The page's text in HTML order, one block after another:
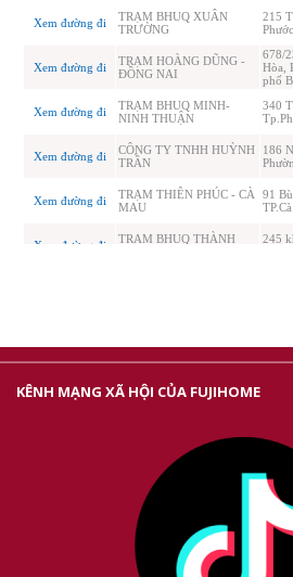
KÊNH MẠNG XÃ HỘI CỦA FUJIHOME